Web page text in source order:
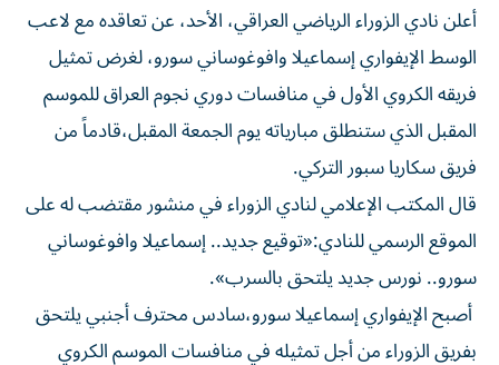
أعلن نادي الزوراء الرياضي العراقي، الأحد، عن تعاقده مع لاعب
الوسط الإيفواري إسماعيلا وافوغوساني سورو، لغرض تمثيل
فريقه الكروي الأول في منافسات دوري نجوم العراق للموسم
المقبل الذي ستنطلق مبارياته يوم الجمعة المقبل،قادماً من
فريق سكاريا سبور التركي.
قال المكتب الإعلامي لنادي الزوراء في منشور مقتضب له على
الموقع الرسمي للنادي:«توقيع جديد.. إسماعيلا وافوغوساني
سورو.. نورس جديد يلتحق بالسرب».
أصبح الإيفواري إسماعيلا سورو،سادس محترف أجنبي يلتحق
بفريق الزوراء من أجل تمثيله في منافسات الموسم الكروي